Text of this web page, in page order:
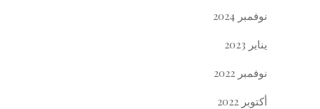
نوفمبر 2024
يناير 2023
نوفمبر 2022
أكتوبر 2022